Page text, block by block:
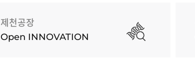
제천공장
Open INNOVATION